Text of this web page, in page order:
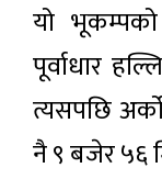
यो
पूर्वाधार
त्यसपछि
नै ९ बजेर ५६